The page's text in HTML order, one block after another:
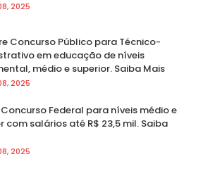
2025
Concurso Público para Técnico-
em educação de níveis
médio e superior. Saiba Mais
2025
Federal para níveis médio e
com salários até R$ 23,5 mil. Saiba
2025